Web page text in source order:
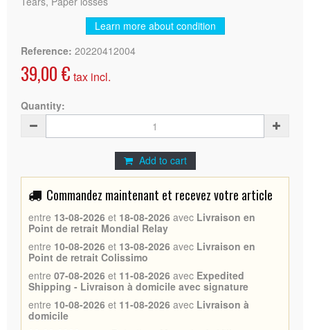
Learn more about condition
Reference: 20220412004
39,00 € tax incl.
Quantity:
Add to cart
Commandez maintenant et recevez votre article
entre 13-08-2026 et 18-08-2026 avec Livraison en
Point de retrait Mondial Relay
entre 10-08-2026 et 13-08-2026 avec Livraison en
Point de retrait Colissimo
entre 07-08-2026 et 11-08-2026 avec Expedited
Shipping - Livraison à domicile avec signature
entre 10-08-2026 et 11-08-2026 avec Livraison à
domicile